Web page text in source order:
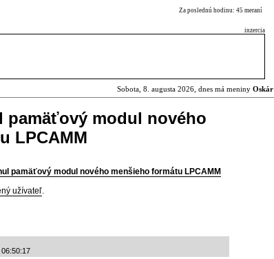
Za poslednú hodinu: 45 meraní
inzercia
Sobota, 8. augusta 2026, dnes má meniny Oskár
pamäťový modul nového
LPCAMM
pamäťový modul nového menšieho formátu LPCAMM
užívateľ.